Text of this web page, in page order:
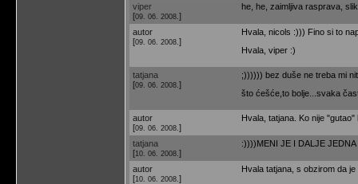
viper
[09. 06. 2008. ]
he, he, zaimljiva rasprava,
autor
[09. 06. 2008. ]
Hvala, nicols :))) Fino si to
Hvala, viper :)
tatjana
[09. 06. 2008. ]
;)))))) bez duše ne treba mi
što ćešće,to bolje...svaka
autor
[09. 06. 2008. ]
Hvala, tatjana. Ko nije
tatjana
[10. 06. 2008. ]
:))))MENI JE I DALJE
autor
[10. 06. 2008. ]
Hvala tatjana, s obzirom da je